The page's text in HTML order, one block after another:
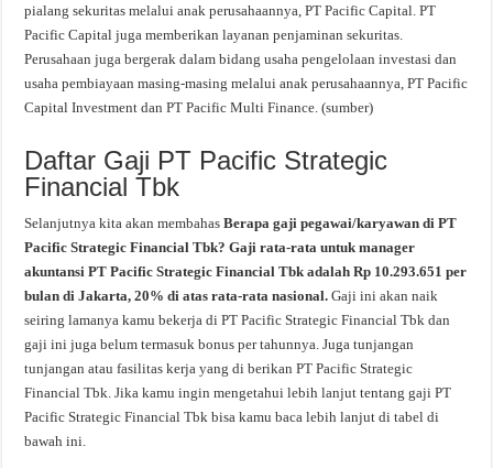
pialang sekuritas melalui anak perusahaannya, PT Pacific Capital. PT
Pacific Capital juga memberikan layanan penjaminan sekuritas.
Perusahaan juga bergerak dalam bidang usaha pengelolaan investasi dan
usaha pembiayaan masing-masing melalui anak perusahaannya, PT Pacific
Capital Investment dan PT Pacific Multi Finance. (sumber)
Daftar Gaji PT Pacific Strategic
Financial Tbk
Selanjutnya kita akan membahasBerapa gaji pegawai/karyawan di PT
Pacific Strategic Financial Tbk? Gaji rata-rata untuk manager
akuntansi PT Pacific Strategic Financial Tbk adalah Rp 10.293.651 per
bulan di Jakarta, 20% di atas rata-rata nasional.Gaji ini akan naik
seiring lamanya kamu bekerja di PT Pacific Strategic Financial Tbk dan
gaji ini juga belum termasuk bonus per tahunnya. Juga tunjangan
tunjangan atau fasilitas kerja yang di berikan PT Pacific Strategic
Financial Tbk. Jika kamu ingin mengetahui lebih lanjut tentang gaji PT
Pacific Strategic Financial Tbk bisa kamu baca lebih lanjut di tabel di
bawah ini.